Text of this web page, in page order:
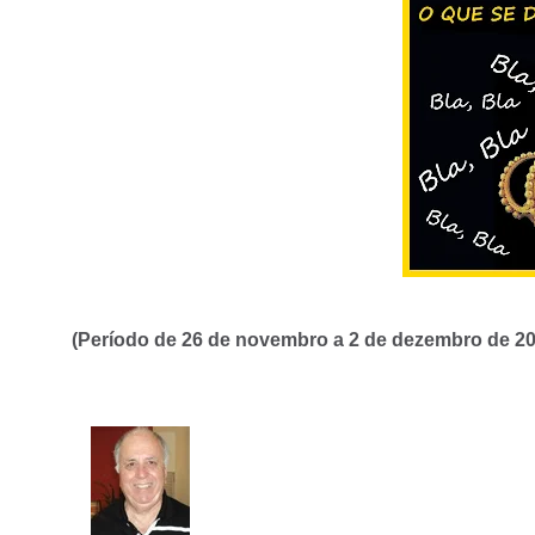
(Período de 26 de novembro a 2 de dezembro de